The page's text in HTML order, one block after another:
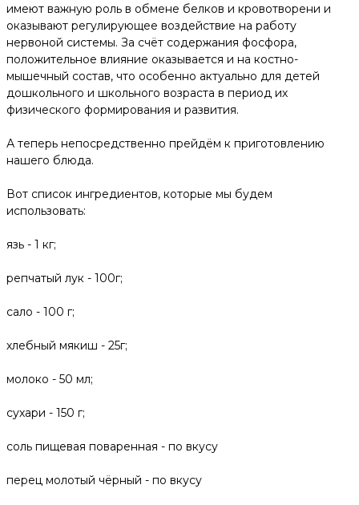
имеют важную роль в обмене белков и кровотворени и
оказывают регулирующее воздействие на работу
нервоной системы. За счёт содержания фосфора,
положительное влияние оказывается и на костно-
мышечный состав, что особенно актуально для детей
дошкольного и школьного возраста в период их
физического формирования и развития.
А теперь непосредственно прейдём к приготовлению
нашего блюда.
Вот список ингредиентов, которые мы будем
использовать:
язь - 1 кг;
репчатый лук - 100г;
сало - 100 г;
хлебный мякиш - 25г;
молоко - 50 мл;
сухари - 150 г;
соль пищевая поваренная - по вкусу
перец молотый чёрный - по вкусу